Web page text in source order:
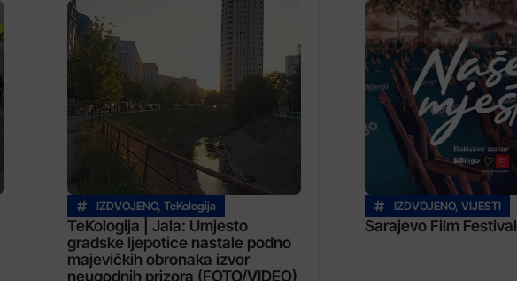
IZDVOJENO, TeKologija
TeKologija | Jala: Umjesto
gradske ljepotice nastale podno
majevičkih obronaka izvor
neugodnih prizora (FOTO/VIDEO)
IZDVOJENO, VIJESTI
Sarajevo Film Festival